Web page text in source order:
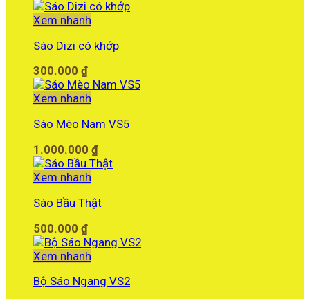
Xem nhanh
Sáo Dizi có khớp
300.000 ₫
Xem nhanh
Sáo Mèo Nam VS5
1.000.000 ₫
Xem nhanh
Sáo Bầu Thật
500.000 ₫
Xem nhanh
Bộ Sáo Ngang VS2